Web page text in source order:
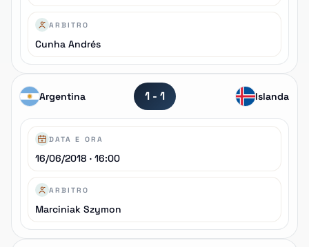
ARBITRO
Cunha Andrés
Argentina 1 - 1 Islanda
DATA E ORA
16/06/2018 · 16:00
ARBITRO
Marciniak Szymon